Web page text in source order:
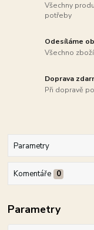
Všechny
potřeby
Odesíláme
Všechno
Doprava
Při dopravě
Parametry
Komentáře 0
Parametry